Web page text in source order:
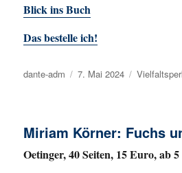
Blick ins Buch
Das bestelle ich!
Autor
dante-adm
Veröffentlicht
7. Mai 2024 Kategorien
Miriam Körner: Fuchs
Oetinger, 40 Seiten, 15 Euro, ab 5